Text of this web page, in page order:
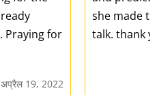
Praying for
अप्रैल 19, 2022
she made
talk. thank